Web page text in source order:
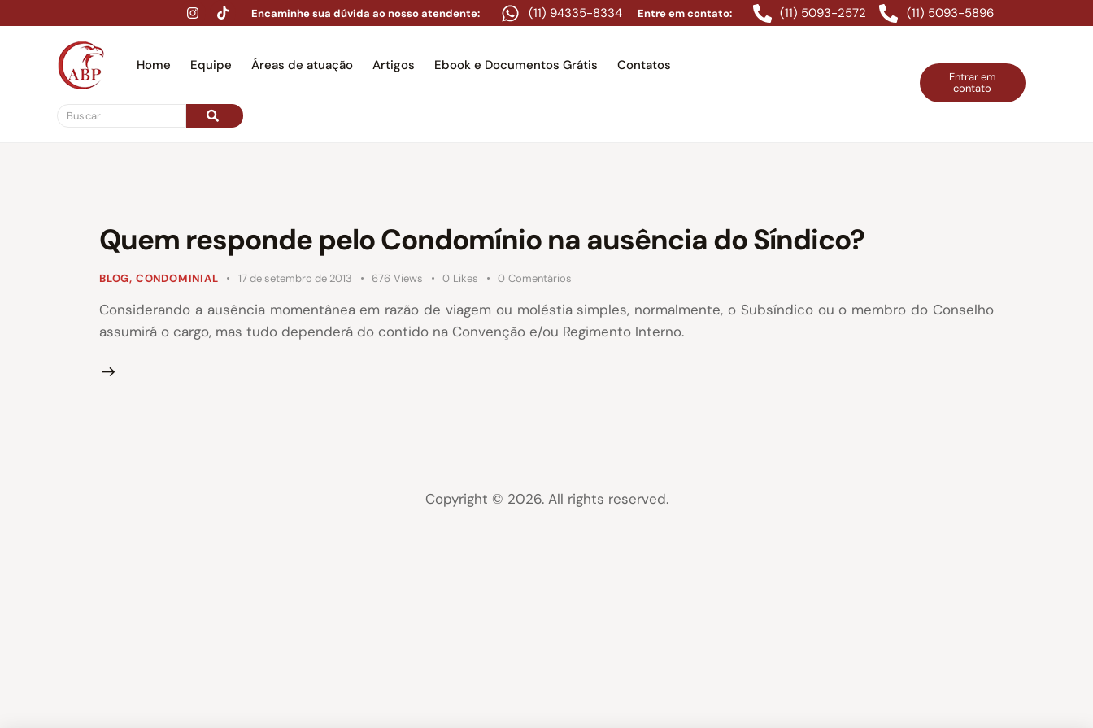
Encaminhe sua dúvida ao nosso atendente: (11) 94335-8334 Entre em contato: (11) 5093-2572 (11) 5093-5896
Home Equipe Áreas de atuação Artigos Ebook e Documentos Grátis Contatos
Entrar em
contato
Quem responde pelo Condomínio na ausência do Síndico?
BLOG, CONDOMINIAL 17 de setembro de 2013 676 Views 0 Likes 0 Comentários
Considerando a ausência momentânea em razão de viagem ou moléstia simples, normalmente, o Subsíndico ou o membro do Conselho
assumirá o cargo, mas tudo dependerá do contido na Convenção e/ou Regimento Interno.
Copyright © 2026. All rights reserved.